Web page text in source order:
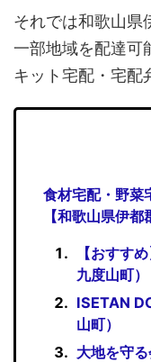
それでは和歌山県
一部地域を配達可
キット宅配・宅配
食材宅配・野菜
【和歌山県伊都
【おすす
九度山町）
ISETAN
山町）
大地を守る